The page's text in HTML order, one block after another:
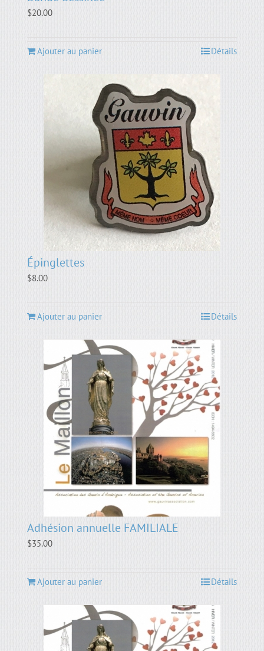
$20.00
Ajouter au panier Détails
Épinglettes
$8.00
Ajouter au panier Détails
Adhésion annuelle FAMILIALE
$35.00
Ajouter au panier Détails